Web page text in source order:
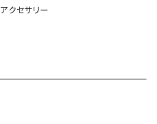
アクセサリー